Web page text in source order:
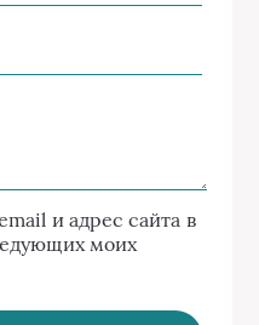
и адрес сайта в
моих